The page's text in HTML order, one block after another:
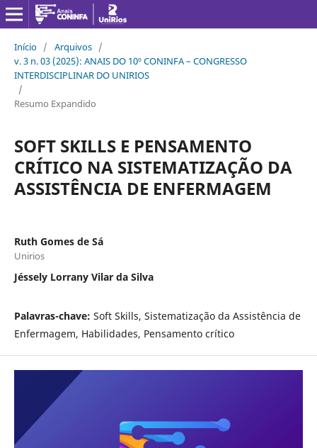
Início / Arquivos /
v. 3 n. 03 (2025): ANAIS DO 10º CONINFA – CONGRESSO
INTERDISCIPLINAR DO UNIRIOS
/
Resumo Expandido
SOFT SKILLS E PENSAMENTO
CRÍTICO NA SISTEMATIZAÇÃO DA
ASSISTÊNCIA DE ENFERMAGEM
Ruth Gomes de Sá
Unirios
Jéssely Lorrany Vilar da Silva
Palavras-chave: Soft Skills, Sistematização da Assistência de
Enfermagem, Habilidades, Pensamento crítico